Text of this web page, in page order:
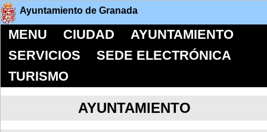
Ayuntamiento de Granada
MENU CIUDAD
AYUNTAMIENTO
SERVICIOS
SEDE ELECTRÓNICA
TURISMO
AYUNTAMIENTO